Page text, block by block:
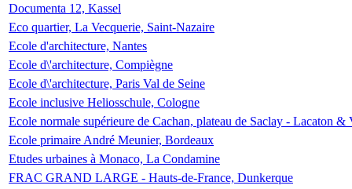
Documenta 12, Kassel
Eco quartier, La Vecquerie, Saint-Nazaire
Ecole d'architecture, Nantes
Ecole d\'architecture, Compiègne
Ecole d\'architecture, Paris Val de Seine
Ecole inclusive Heliosschule, Cologne
Ecole normale supérieure de Cachan, plateau de Saclay - Lacaton &
Ecole primaire André Meunier, Bordeaux
Etudes urbaines à Monaco, La Condamine
FRAC GRAND LARGE - Hauts-de-France, Dunkerque